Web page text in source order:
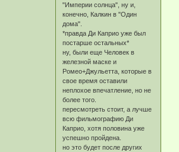
"Империи солнца", ну и,
конечно, Калкин в "Один
дома".
*правда Ди Каприо уже был
постарше остальных*
ну, были еще Человек в
железной маске и
Ромео+Джульетта, которые в
свое время оставили
неплохое впечатление, но не
более того.
пересмотреть стоит, а лучше
всю фильмографию Ди
Каприо, хотя половина уже
успешно пройдена.
но это будет после других